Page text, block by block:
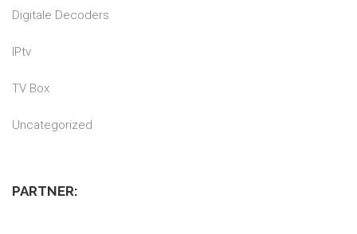
Digitale Decoders
IPtv
TV Box
Uncategorized
PARTNER: